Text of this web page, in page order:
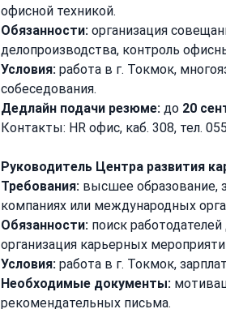
офисной техникой.
Обязанности: организация
делопроизводства, контроль
Условия: работа в г. Токмок,
собеседования.
Дедлайн подачи резюме: до 20
Контакты: HR офис, каб. 308, тел.
Руководитель Центра развития
Требования: высшее образование,
компаниях или международных
Обязанности: поиск
организация карьерных
Условия: работа в г. Токмок,
Необходимые документы:
рекомендательных письма.